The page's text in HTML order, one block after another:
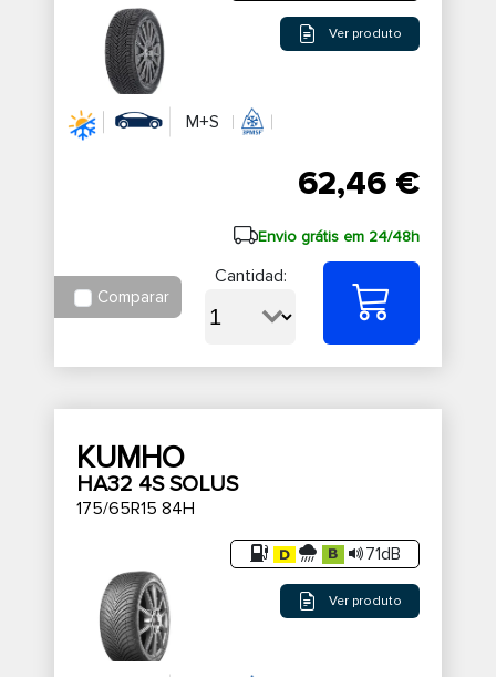
Ver produto
M+S
62,46 €
Envio grátis em 24/48h
Comparar
Cantidad:
KUMHO
HA32 4S SOLUS
175/65R15 84H
71dB
Ver produto